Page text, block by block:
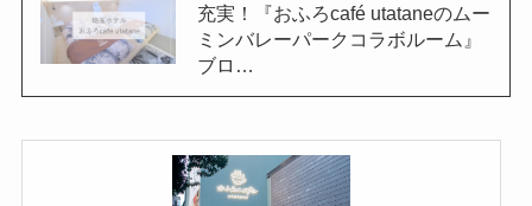
充実！『おふろcafé utataneのムー
ミンバレーパークコラボルーム』
ブロ…